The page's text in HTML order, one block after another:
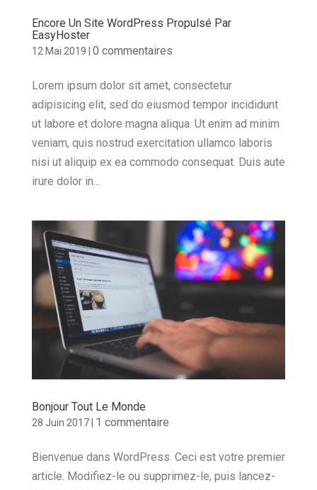
Encore Un Site WordPress Propulsé Par
EasyHoster
12 Mai 2019 0 commentaires
Lorem ipsum dolor sit amet, consectetur
adipisicing elit, sed do eiusmod tempor incididunt
ut labore et dolore magna aliqua. Ut enim ad minim
veniam, quis nostrud exercitation ullamco laboris
nisi ut aliquip ex ea commodo consequat. Duis aute
irure dolor in...
Bonjour Tout Le Monde
28 Juin 2017| 1 commentaire
Bienvenue dans WordPress. Ceci est votre premier
article. Modifiez-le ou supprimez-le, puis lancez-